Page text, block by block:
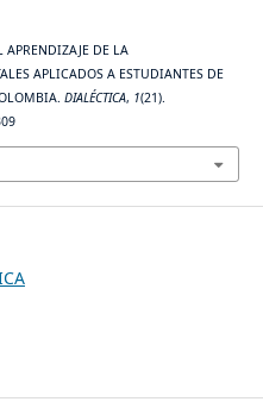
DE LA
APLICADOS A ESTUDIANTES DE
DIALÉCTICA, 1(21).